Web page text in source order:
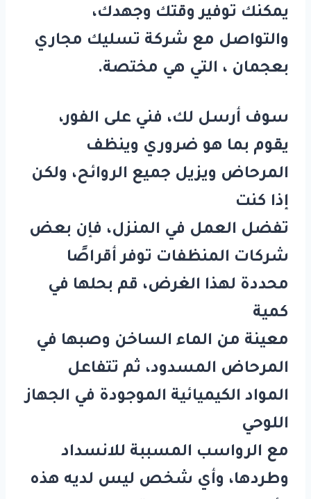
يمكنك توفير وقتك وجهدك،
والتواصل مع شركة تسليك مجاري
بعجمان ، التي هي مختصة.
سوف أرسل لك، فني على الفور،
يقوم بما هو ضروري وينظف
المرحاض ويزيل جميع الروائح، ولكن
إذا كنت
تفضل العمل في المنزل، فإن بعض
شركات المنظفات توفر أقراصًا
محددة لهذا الغرض، قم بحلها في
كمية
معينة من الماء الساخن وصبها في
المرحاض المسدود، ثم تتفاعل
المواد الكيميائية الموجودة في الجهاز
اللوحي
مع الرواسب المسببة للانسداد
وطردها، وأي شخص ليس لديه هذه